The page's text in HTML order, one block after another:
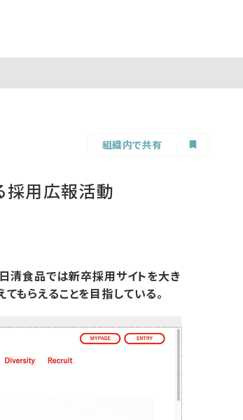
組織内で共有
採用広報活動
日清食品では新卒採用サイトを大き
もらえることを目指している。